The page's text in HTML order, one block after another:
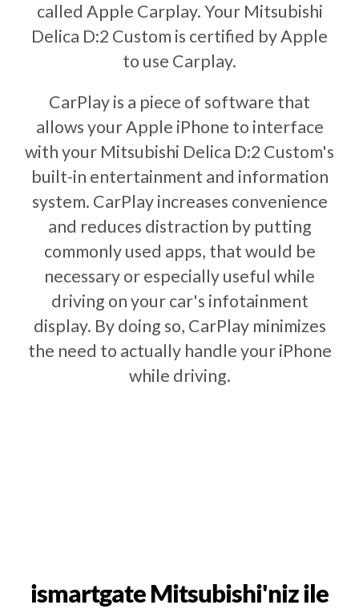
called Apple Carplay. Your Mitsubishi
Delica D:2 Custom is certified by Apple
to use Carplay.
CarPlay is a piece of software that
allows your Apple iPhone to interface
with your Mitsubishi Delica D:2 Custom's
built-in entertainment and information
system. CarPlay increases convenience
and reduces distraction by putting
commonly used apps, that would be
necessary or especially useful while
driving on your car's infotainment
display. By doing so, CarPlay minimizes
the need to actually handle your iPhone
while driving.
ismartgate Mitsubishi'niz ile